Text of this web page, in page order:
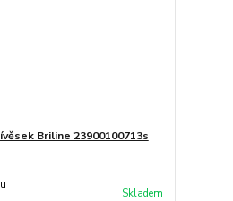
Briline 23900100713s
Skladem